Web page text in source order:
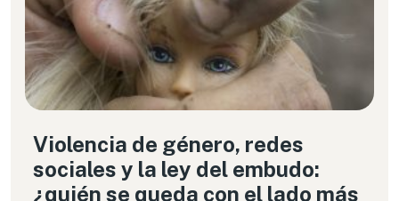
Violencia de género, redes
sociales y la ley del embudo:
¿quién se queda con el lado más